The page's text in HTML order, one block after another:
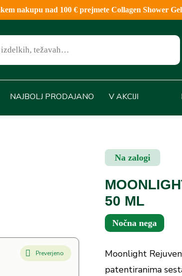
nakupu nad 100 € prejmete Collagen Shower
NAJBOLJ PRODAJANO V AKCIJI
Preverjeno
Na zalogi
50 ML
Nočna nega
Moonlight
patentiranima